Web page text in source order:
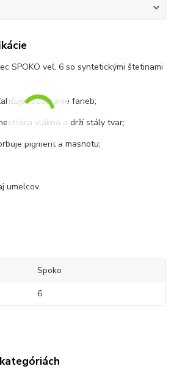
SPOKO veľ. 6 so syntetickými štetinami
roztieranie farieb;
vlákna a drží stály tvar;
pigment a masnotu;
umelcov.
Spoko
6